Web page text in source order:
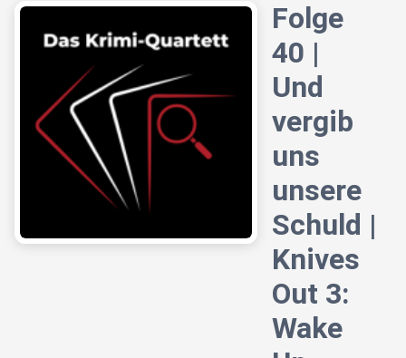
Folge
40 |
Und
vergib
uns
unsere
Schuld |
Knives
Out 3:
Wake